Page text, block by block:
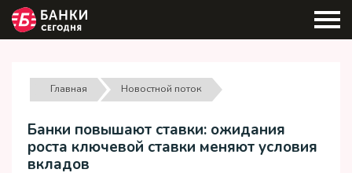
Главная Новостной поток
Банки повышают ставки: ожидания
роста ключевой ставки меняют условия
вкладов